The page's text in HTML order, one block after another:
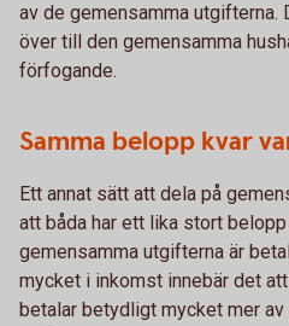
av de gemensamma utgifterna.
över till den gemensamma
förfogande.
Samma belopp kvar
Ett annat sätt att dela på
att båda har ett lika stort
gemensamma utgifterna är
mycket i inkomst innebär det
betalar betydligt mycket mer